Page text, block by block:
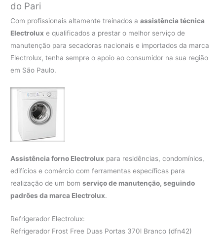
do Pari
Com profissionais altamente treinados aassistência técnica
Electrolux e qualificados a prestar o melhor serviço de
manutenção para secadoras nacionais e importados da marca
Electrolux, tenha sempre o apoio ao consumidor na sua região
em São Paulo.
Assistência forno Electrolux para residências, condomínios,
edifícios e comércio com ferramentas específicas para
realização de um bomserviço de manutenção, seguindo
padrões da marca Electrolux.
Refrigerador Electrolux:
Refrigerador Frost Free Duas Portas 370l Branco (dfn42)